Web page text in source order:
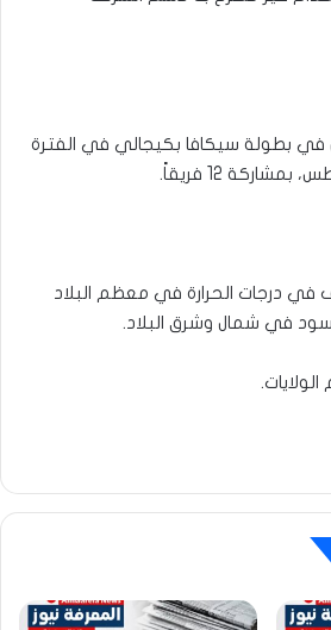
في بطولة سيكافا بكيجالي في الفترة
في درجات الحرارة في معظم البلاد
تسود في شمال وشرق البلاد.